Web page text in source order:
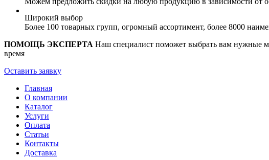
Широкий выбор
Более 100 товарных групп, огромный ассортимент, более 8000
ПОМОЩЬ ЭКСПЕРТА Наш специалист поможет выбрать вам нужные
время
Оставить заявку
Главная
О компании
Каталог
Услуги
Оплата
Статьи
Контакты
Доставка